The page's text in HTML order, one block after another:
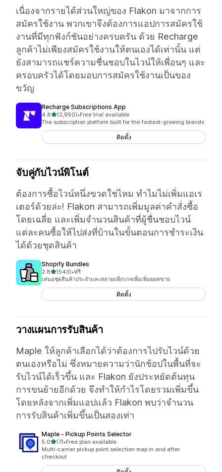
เนื่องจากรายได้ส่วนใหญ่ของ Flakon มาจากการ
สมัครใช้งาน พวกเขาจึงต้องการแอปการสมัครใช้
งานที่มีทุกฟังก์ชันอย่างครบครัน ด้วย Recharge
ลูกค้าไม่เพียงสมัครใช้งานให้ตนเองได้เท่านั้น แต่
ยังสามารถแชร์ความชื่นชอบในไวน์ให้เพื่อนๆ และ
ครอบครัวได้โดยมอบการสมัครใช้งานเป็นของ
ขวัญ
Recharge Subscriptions App
4.8เต็ม 5 ดาว
(2,950)
ทั้งหมด 2950 รีวิว
•Free trial available
The subscription platform built for the fastest-growing brands
ติดตั้ง
จับคู่กับไวน์พิโนต์
ต้องการซื้อไวน์หนึ่งขวดใช่ไหม ทำไมไม่เพิ่มแอเร
เตอร์ด้วยล่ะ! Flakon สามารถเพิ่มมูลค่าคำสั่งซื้อ
โดยเฉลี่ย และเพิ่มจำนวนสินค้าที่ผู้ชื่นชอบไวน์
แต่ละคนซื้อให้ไปส่งที่บ้านในขั้นตอนการชำระเงิน
ได้ด้วยชุดสินค้า
Shopify Bundles
2.8เต็ม 5 ดาว
(543)
ทั้งหมด 543 รีวิว
•ฟรี
เสนอชุดสินค้าประจำและหลายแพ็กเกจเพื่อเพิ่มยอดขาย
ติดตั้ง
วางแผนการรับสินค้า
Maple ให้ลูกค้าเลือกได้ว่าต้องการไปรับไวน์ด้วย
ตนเองหรือไม่ ซึ่งหมายความว่านักช้อปในพื้นที่จะ
รับไวน์ได้เร็วขึ้น และ Flakon ยังประหยัดต้นทุน
การขนย้ายอีกด้วย จึงทำให้กำไรโดยรวมเพิ่มขึ้น
โดยหลังจากเพิ่มแอปแล้ว Flakon พบว่าจำนวน
การรับสินค้าเพิ่มขึ้นเป็นสองเท่า
Maple ‑ Pickup Points Selector
5.0เต็ม 5 ดาว
(7)
ทั้งหมด 7 รีวิว
•Free plan available
Multi-carrier pickup point selection map in and after
checkout